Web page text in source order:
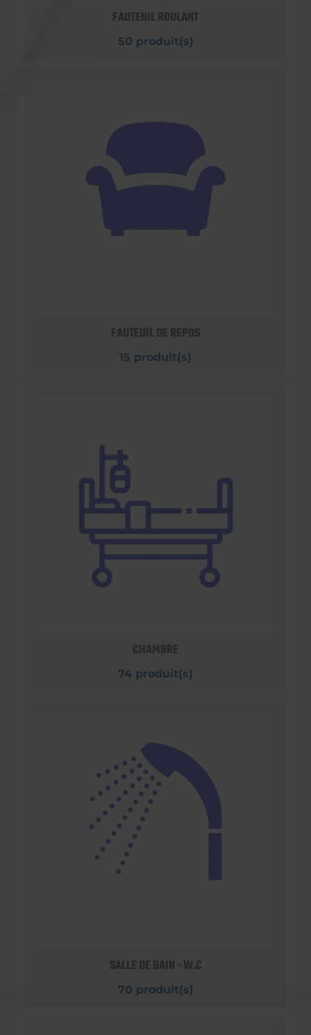
FAUTEUIL ROULANT
50 produit(s)
FAUTEUIL DE REPOS
15 produit(s)
CHAMBRE
74 produit(s)
SALLE DE BAIN - W.C
70 produit(s)